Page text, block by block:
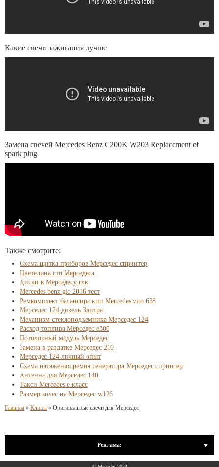
Какие свечи зажигания лучше
Замена свечей Mercedes Benz C200K W203 Replacement of
spark plug
Также смотрите:
Схема щитка приборов Мерседес спринтер
Цветелина сто Мерседеса
Диски к Мерседесу глк
Mercedes benz glc 2016 тест
Ремкомплект балансира кпп Mercedes vito 638
Мерседес 124 дизель 3литра
Механизм стеклоподъемника Мерседес 124
Расход топлива Мерседес e300
Потолочный модуль Мерседес
Замена в раздатке Мерседес 210
Мерседес 124 личный опыт
Схема натяжения ремня генератора Мерседес спринтер
Антенна для Мерседес 140
Такси Mercedes е класс
Размер колес на Мерседес w126
Главная » Клипы » Оригинальные свечи для Мерседес
Реклама: